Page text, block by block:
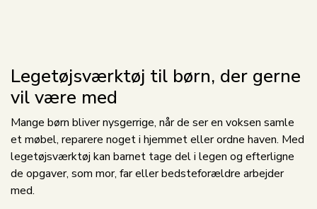
Legetøjsværktøj til børn, der gerne
vil være med
Mange børn bliver nysgerrige, når de ser en voksen samle
et møbel, reparere noget i hjemmet eller ordne haven. Med
legetøjsværktøj kan barnet tage del i legen og efterligne
de opgaver, som mor, far eller bedsteforældre arbejder
med.